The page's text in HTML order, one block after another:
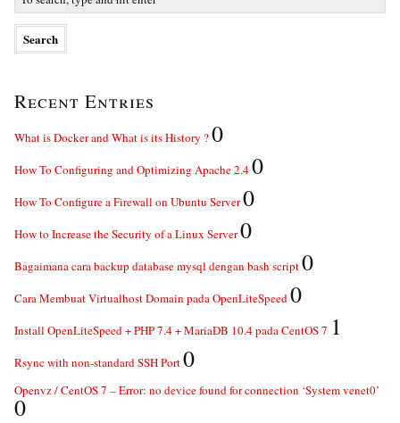
Recent Entries
What is Docker and What is its History ?0
How To Configuring and Optimizing Apache 2.40
How To Configure a Firewall on Ubuntu Server0
How to Increase the Security of a Linux Server0
Bagaimana cara backup database mysql dengan bash script0
Cara Membuat Virtualhost Domain pada OpenLiteSpeed0
Install OpenLiteSpeed + PHP 7.4 + MariaDB 10.4 pada CentOS 7 1
Rsync with non-standard SSH Port0
Openvz / CentOS 7 – Error: no device found for connection ‘System venet0’
0